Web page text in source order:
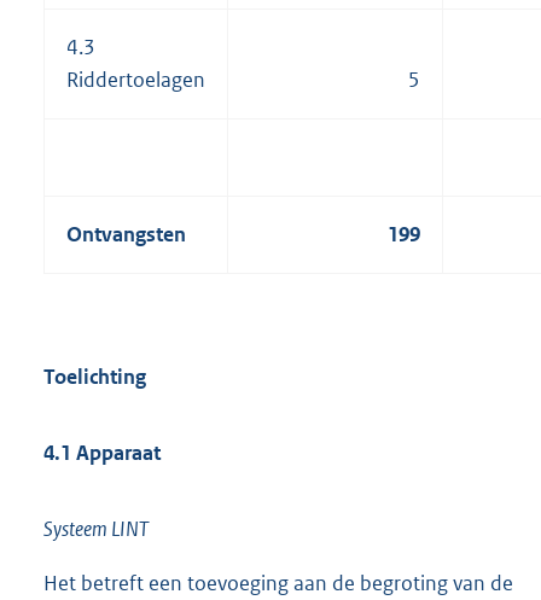
4.3
Riddertoelagen
5
Ontvangsten 199
Toelichting
4.1 Apparaat
Systeem LINT
Het betreft een toevoeging aan de begroting van de